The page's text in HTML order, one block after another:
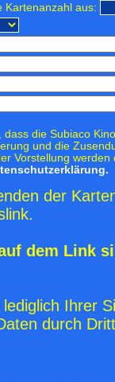
Kartenanzahl aus:
dass die Subiaco
und die
Vorstellung
der
dem Link
Ihrer
durch